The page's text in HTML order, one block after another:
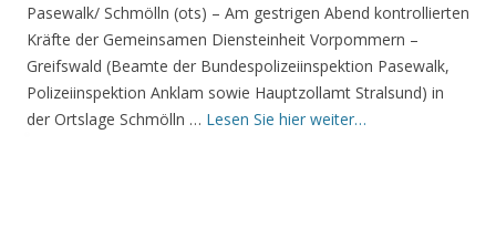
Pasewalk/ Schmölln (ots) – Am gestrigen Abend kontrollierten
Kräfte der Gemeinsamen Diensteinheit Vorpommern –
Greifswald (Beamte der Bundespolizeiinspektion Pasewalk,
Polizeiinspektion Anklam sowie Hauptzollamt Stralsund) in
der Ortslage Schmölln … Lesen Sie hier weiter…